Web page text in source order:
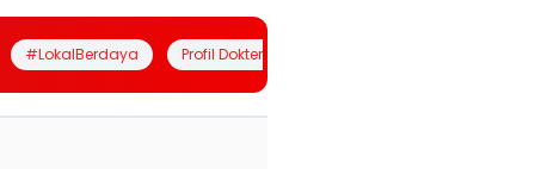
#LokalBerdaya Profil Dokter